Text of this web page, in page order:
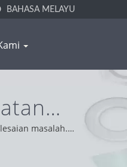
BAHASA MELAYU
masalah.
dan